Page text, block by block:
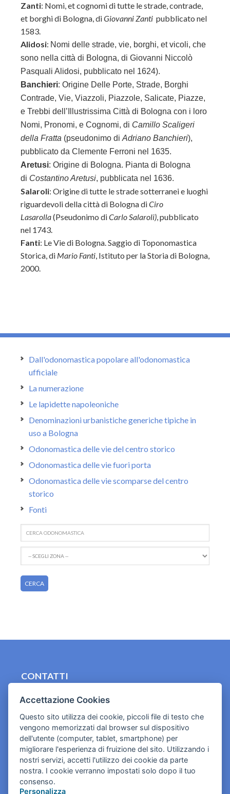
Zanti: Nomi, et cognomi di tutte le strade, contrade,
et borghi di Bologna, diGiovanni Zanti pubblicato nel
1583.
Alidosi: Nomi delle strade, vie, borghi, et vicoli, che
sono nella città di Bologna, di Giovanni Niccolò
Pasquali Alidosi, pubblicato nel 1624).
Banchieri: Origine Delle Porte, Strade, Borghi
Contrade, Vie, Viazzoli, Piazzole, Salicate, Piazze,
e Trebbi dell’Illustrissima Città di Bologna con i loro
Nomi, Pronomi, e Cognomi, di Camillo Scaligeri
della Fratta (pseudonimo di Adriano Banchieri),
pubblicato da Clemente Ferroni nel 1635.
Aretusi: Origine di Bologna. Pianta di Bologna
di Costantino Aretusi, pubblicata nel 1636.
Salaroli: Origine di tutte le strade sotterranei e luoghi
riguardevoli della città di Bologna diCiro
Lasarolla(Pseudonimo diCarlo Salaroli), pubblicato
nel 1743.
Fanti: Le Vie di Bologna. Saggio di Toponomastica
Storica, di Mario Fanti, Istituto per la Storia di Bologna,
2000.
Dall'odonomastica popolare all'odonomastica
ufficiale
La numerazione
Le lapidette napoleoniche
Denominazioni urbanistiche generiche tipiche in
uso a Bologna
Odonomastica delle vie del centro storico
Odonomastica delle vie fuori porta
Odonomastica delle vie scomparse del centro
storico
Fonti
CONTATTI
Cookies e informativa privacy
Accettazione Cookies
Questo sito utilizza dei cookie, piccoli file di testo che
vengono memorizzati dal browser sul dispositivo
dell'utente (computer, tablet, smartphone) per
migliorare l'esperienza di fruizione del sito. Utilizzando i
nostri servizi, accetti l'utilizzo dei cookie da parte
nostra. I cookie verranno impostati solo dopo il tuo
consenso.
Personalizza